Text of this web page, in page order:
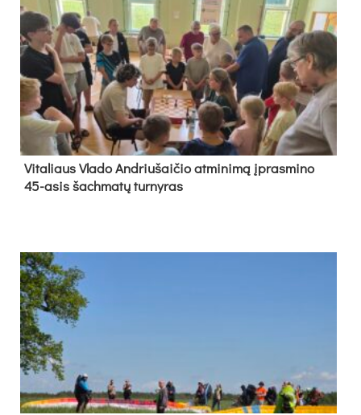
Vi­ta­liaus Vla­do And­riu­šai­čio at­mi­ni­mą įpras­mi­no
45-asis šach­ma­tų tur­ny­ras